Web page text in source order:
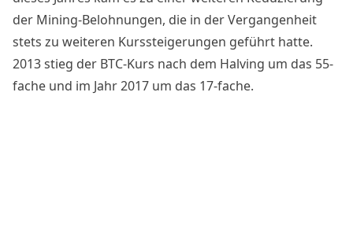
der Mining-Belohnungen, die in der Vergangenheit
stets zu weiteren Kurssteigerungen geführt hatte.
2013 stieg der BTC-Kurs nach dem Halving um das 55-
fache und im Jahr 2017 um das 17-fache.